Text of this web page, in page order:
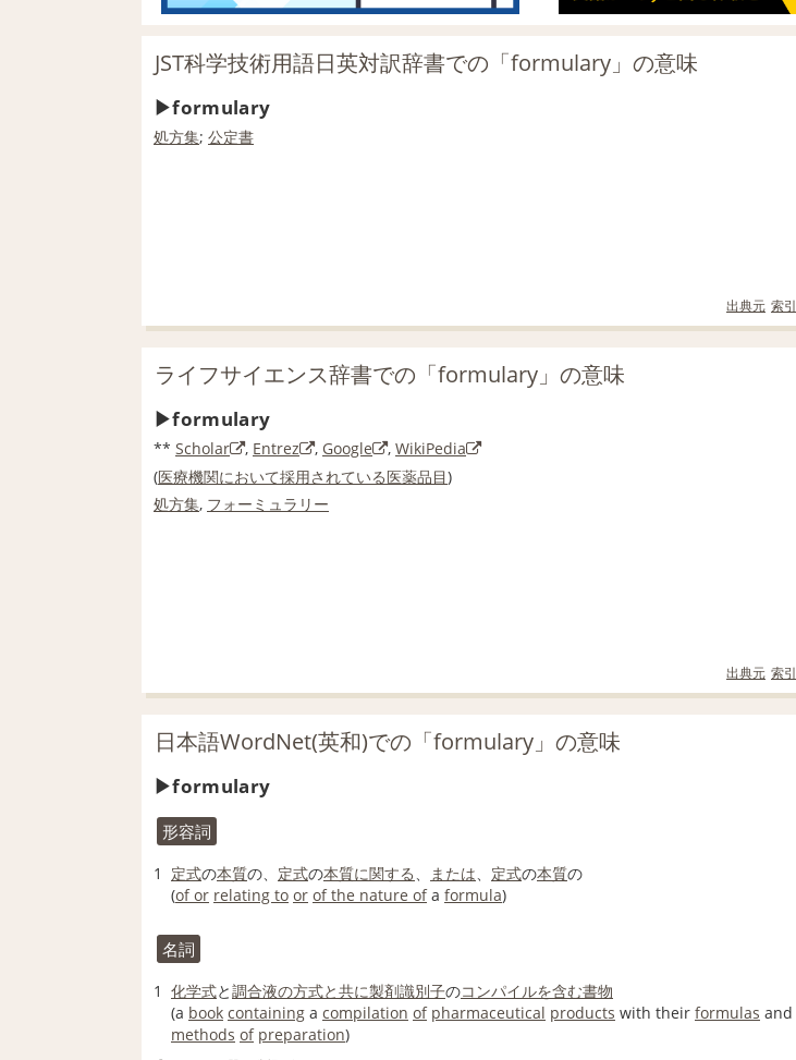
JST科学技術用語日英対訳辞書での「formulary」の意味
formulary
処方集; 公定書
出典元 索引
ライフサイエンス辞書での「formulary」の意味
formulary
** Scholar , Entrez , Google , WikiPedia
(医療機関において採用されている医薬品目)
処方集, フォーミュラリー
出典元 索引
日本語WordNet(英和)での「formulary」の意味
formulary
形容詞
1 定式の本質の、 定式の本質に関する、 または、 定式の本質の
(of or relating to or of the nature ofa formula)
名詞
1 化学式と調合液の方式と共に製剤識別子のコンパイルを含む書物
(a book containing a compilation of pharmaceutical products with their formulas and
methods of preparation)